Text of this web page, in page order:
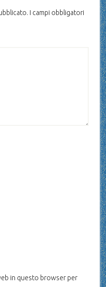
I campi obbligatori
in questo browser per